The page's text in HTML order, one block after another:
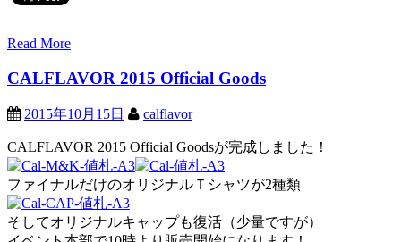
Read More
CALFLAVOR 2015 Official Goods
2015年10月15日 calflavor
CALFLAVOR 2015 Official Goodsが完成しました！
ファイナルだけのオリジナルＴシャツが2種類
そしてオリジナルキャップも復活（少量ですが）